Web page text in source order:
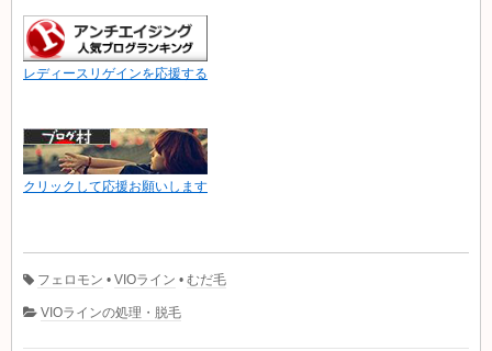
レディースリゲインを応援する
クリックして応援お願いします
フェロモン • VIOライン • むだ毛
VIOラインの処理・脱毛